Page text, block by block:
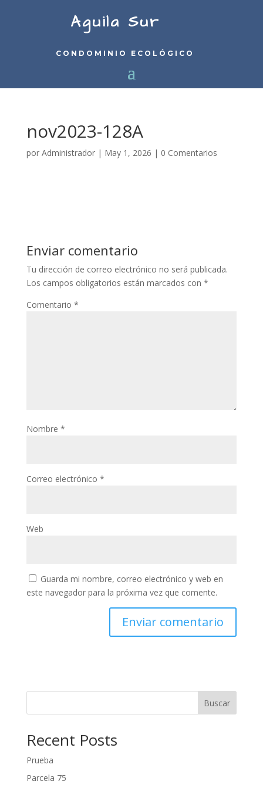
Aguila Sur
CONDOMINIO ECOLÓGICO
nov2023-128A
por Administrador| May 1, 2026 | 0 Comentarios
Enviar comentario
Tu dirección de correo electrónico no será publicada.
Los campos obligatorios están marcados con *
Comentario *
Nombre *
Correo electrónico *
Web
Guarda mi nombre, correo electrónico y web en
este navegador para la próxima vez que comente.
Buscar
Recent Posts
Prueba
Parcela 75